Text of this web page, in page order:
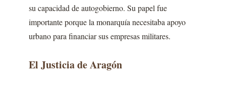
su capacidad de autogobierno. Su papel fue
importante porque la monarquía necesitaba apoyo
urbano para financiar sus empresas militares.
El Justicia de Aragón